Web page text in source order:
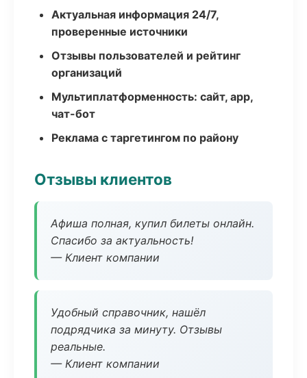
Актуальная информация 24/7,
проверенные источники
Отзывы пользователей и рейтинг
организаций
Мультиплатформенность: сайт, app,
чат-бот
Реклама с таргетингом по району
Отзывы клиентов
Афиша полная, купил билеты онлайн.
Спасибо за актуальность!
— Клиент компании
Удобный справочник, нашёл
подрядчика за минуту. Отзывы
реальные.
— Клиент компании